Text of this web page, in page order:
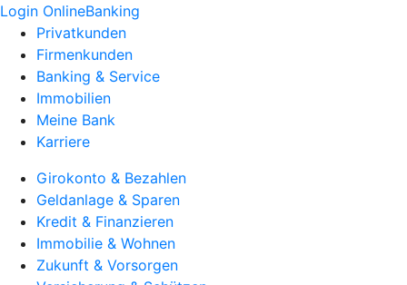
Login OnlineBanking
Privatkunden
Firmenkunden
Banking & Service
Immobilien
Meine Bank
Karriere
Girokonto & Bezahlen
Geldanlage & Sparen
Kredit & Finanzieren
Immobilie & Wohnen
Zukunft & Vorsorgen